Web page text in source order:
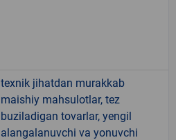
texnik jihatdan murakkab
maishiy mahsulotlar, tez
buziladigan tovarlar, yengil
alangalanuvchi va yonuvchi